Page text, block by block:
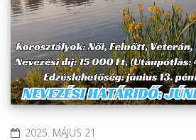
2025. MÁJUS 21